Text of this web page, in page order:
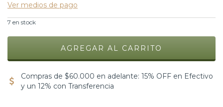
Ver medios de pago
7 en stock
Compras de $60.000 en adelante: 15% OFF en Efectivo
y un 12% con Transferencia